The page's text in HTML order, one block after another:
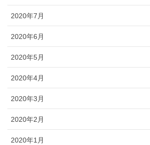
2020年7月
2020年6月
2020年5月
2020年4月
2020年3月
2020年2月
2020年1月